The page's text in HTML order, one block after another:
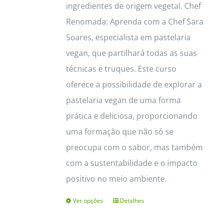
ingredientes de origem vegetal. Chef
Renomada: Aprenda com a Chef Sara
Soares, especialista em pastelaria
vegan, que partilhará todas as suas
técnicas e truques. Este curso
oferece a possibilidade de explorar a
pastelaria vegan de uma forma
prática e deliciosa, proporcionando
uma formação que não só se
preocupa com o sabor, mas também
com a sustentabilidade e o impacto
positivo no meio ambiente.
Ver opções
ThisDetalhes